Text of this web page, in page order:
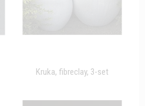
Kruka, fibreclay, 3-set